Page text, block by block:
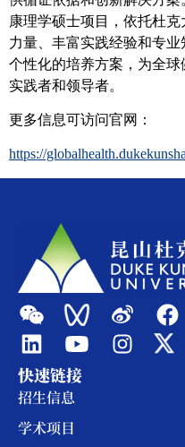
康理学硕士项目，依托杜
力量、丰富实践经验和专业
个性化的培养方案，为全球
实践者和领导者。
更多信息可访问官网：
https://
快速链接
招生信息
学术项目